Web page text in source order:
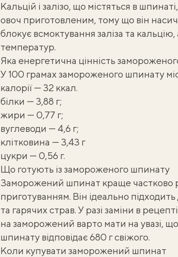
Кальцій і залізо, що містяться в
овоч приготовленим, тому що він
блокує всмоктування заліза та
температур.
Яка енергетична цінність
У 100 грамах замороженого шпинату
калорії — 32 ккал.
білки — 3,88 г;
жири — 0,77 г;
вуглеводи — 4,6 г;
клітковина — 3,43 г
цукри — 0,56 г.
Що готують із замороженого шпинату
Заморожений шпинат краще частково
приготуванням. Він ідеально підходить
та гарячих страв. У разі заміни в
на заморожений варто мати на увазі,
шпинату відповідає 680 г свіжого.
Коли купувати заморожений шпинат